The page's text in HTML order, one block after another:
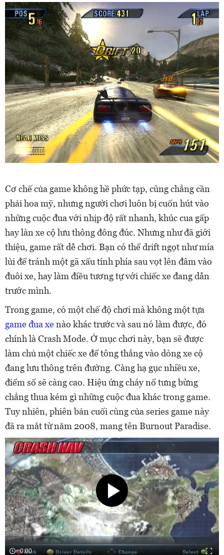
Cơ chế của game không hề phức tạp, cũng chẳng cần
phải hoa mỹ, nhưng người chơi luôn bị cuốn hút vào
những cuộc đua với nhịp độ rất nhanh, khúc cua gấp
hay làn xe cộ lưu thông đông đúc. Nhưng như đã giới
thiệu, game rất dễ chơi. Bạn có thể drift ngọt như mía
lùi để tránh một gã xấu tính phía sau vọt lên đâm vào
đuôi xe, hay làm điều tương tự với chiếc xe đang dẫn
trước mình.
Trong game, có một chế độ chơi mà không một tựa
game đua xenào khác trước và sau nó làm được, đó
chính là Crash Mode. Ở mục chơi này, bạn sẽ được
làm chủ một chiếc xe để tông thẳng vào dòng xe cộ
đang lưu thông trên đường. Càng hạ gục nhiều xe,
điểm số sẽ càng cao. Hiệu ứng cháy nổ tưng bừng
chẳng thua kém gì những cuộc đua khác trong game.
Tuy nhiên, phiên bản cuối cùng của series game này
đã ra mắt từ năm 2008, mang tên Burnout Paradise.
0:00